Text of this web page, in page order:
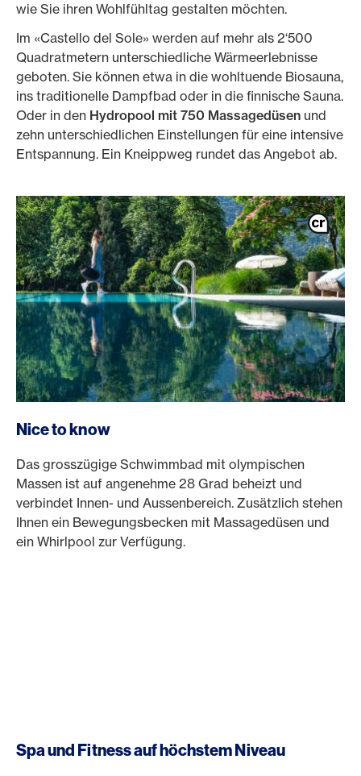
wie Sie ihren Wohlfühltag gestalten möchten.
Im «Castello del Sole» werden auf mehr als 2‘500
Quadratmetern unterschiedliche Wärmeerlebnisse
geboten. Sie können etwa in die wohltuende Biosauna,
ins traditionelle Dampfbad oder in die finnische Sauna.
Oder in den Hydropool mit 750 Massagedüsen und
zehn unterschiedlichen Einstellungen für eine intensive
Entspannung. Ein Kneippweg rundet das Angebot ab.
Nice to know
Das grosszügige Schwimmbad mit olympischen
Massen ist auf angenehme 28 Grad beheizt und
verbindet Innen- und Aussenbereich. Zusätzlich stehen
Ihnen ein Bewegungsbecken mit Massagedüsen und
ein Whirlpool zur Verfügung.
Spa und Fitness auf höchstem Niveau